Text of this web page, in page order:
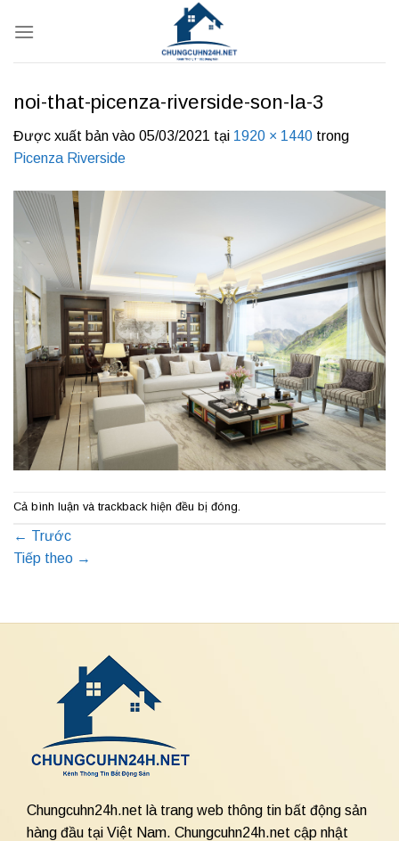
qua
noi-that-picenza-riverside-son-la-3
Được xuất bản vào 05/03/2021 tại 1920 × 1440 trong
Picenza Riverside
Cả bình luận và trackback hiện đều bị đóng.
← Trước
Tiếp theo →
Chungcuhn24h.net là trang web thông tin bất động sản
hàng đầu tại Việt Nam. Chungcuhn24h.net cập nhật